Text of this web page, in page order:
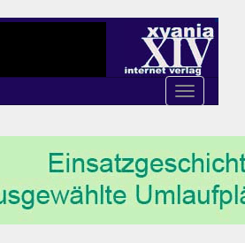
Toggle
navigation